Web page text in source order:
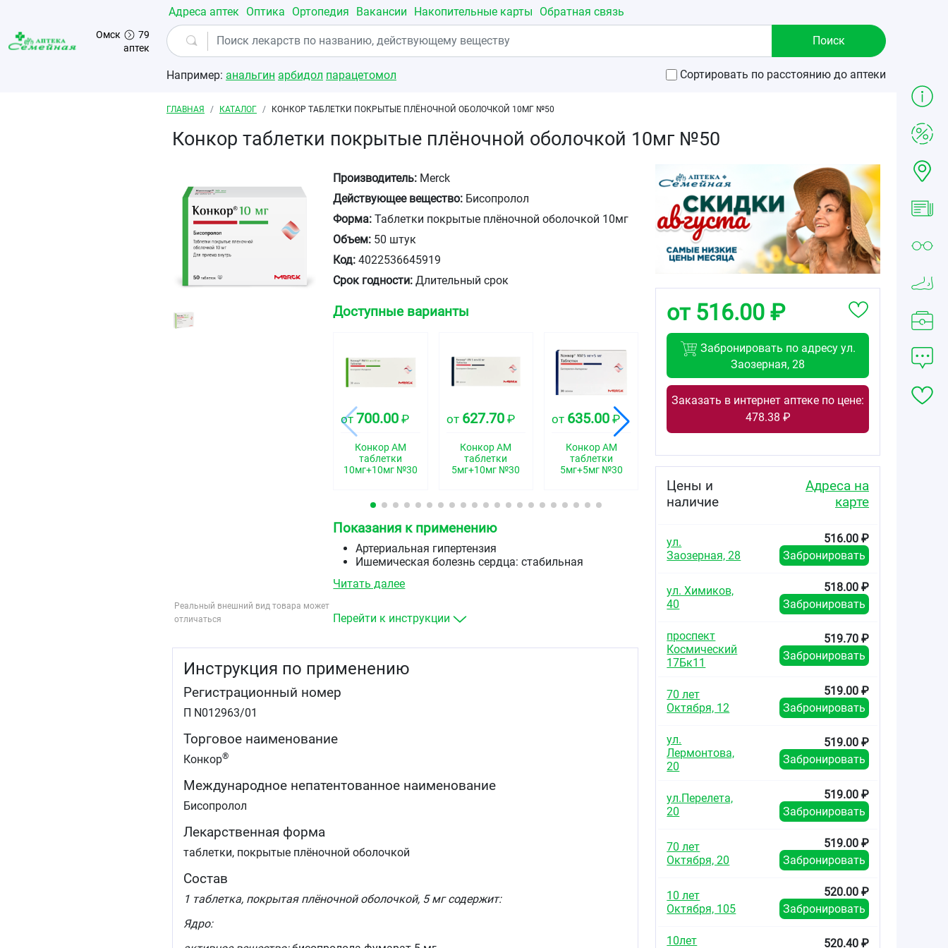
Перейти к основному содержанию
Омск
79
аптек
Адреса аптек Оптика Ортопедия Вакансии Накопительные карты Обратная связь
Например: анальгин арбидол парацетомол Сортировать по расстоянию до аптеки
Строка навигации
ГЛАВНАЯ КАТАЛОГ КОНКОР ТАБЛЕТКИ ПОКРЫТЫЕ ПЛЁНОЧНОЙ ОБОЛОЧКОЙ 10МГ №50
Конкор таблетки покрытые плёночной оболочкой 10мг №50
Реальный внешний вид товара может
отличаться
Производитель: Merck
Действующее вещество: Бисопролол
Форма: Таблетки покрытые плёночной оболочкой 10мг
Объем: 50 штук
Код: 4022536645919
Срок годности: Длительный срок
Доступные варианты
от700.00 ₽
Конкор АМ
таблетки
10мг+10мг №30
от 627.70₽
Конкор АМ
таблетки
5мг+10мг №30
от 635.00 ₽
Конкор АМ
таблетки
5мг+5мг №30
таблетки
покрытые
плёночной
оболочкой 10мг
№30
от516.00
таблетки
покрытые
плёночной
оболочкой 10мг
Показания к применению
Артериальная гипертензия
Ишемическая болезнь сердца: стабильная
Хроническая сердечная недостаточность.
Читать далее
Перейти к инструкции
Инструкция по применению
Регистрационный номер
П N012963/01
Торговое наименование
Конкор®
Международное непатентованное наименование
Бисопролол
Лекарственная форма
таблетки, покрытые плёночной оболочкой
Состав
1 таблетка, покрытая плёночной оболочкой, 5 мг содержит:
Ядро:
от 516.00 ₽
Забронировать по адресу ул.
Заозерная, 28
Заказать в интернет аптеке по цене:
478.38 ₽
Цены и
наличие
Адреса на
карте
ул.
Заозерная, 28
516.00 ₽
Забронировать
ул. Химиков,
40
518.00 ₽
Забронировать
проспект
Космический
17Бк11
519.70 ₽
Забронировать
70 лет
Октября, 12
519.00 ₽
Забронировать
ул.
Лермонтова,
20
519.00 ₽
Забронировать
ул.Перелета,
20
519.00 ₽
Забронировать
70 лет
Октября, 20
519.00 ₽
Забронировать
10 лет
Октября, 105
520.00 ₽
Забронировать
10лет
520.40 ₽